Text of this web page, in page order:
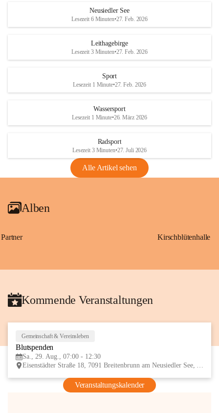
S
und den daraus folgenden wirtschaftlichen
Maßnahmen zur Bekämpfung
Rebe und der Amerikanischen
Anhang VBl. EU Nr. 18
1 Seite•1,4 MB
VBl. EU Nr. 18_2026
r
S
Neusiedler See
Lesezeit 6 Minuten•27. Feb. 2026
Leithagebirge
Lesezeit 3 Minuten•27. Feb. 2026
Sport
Lesezeit 1 Minute•27. Feb. 2026
Wassersport
Lesezeit 1 Minute•26. März 2026
Radsport
Lesezeit 3 Minuten•27. Juli 2026
Alle Artikel sehen
Alben
Partner Kirschblütenhalle
Kommende Veranstaltungen
Gemeinschaft & Vereinsleben
Blutspenden
Sa., 29. Aug., 07:00 - 12:30
Eisenstädter Straße 18, 7091 Breitenbrunn am Neusiedler See, AUT
Veranstaltungskalender